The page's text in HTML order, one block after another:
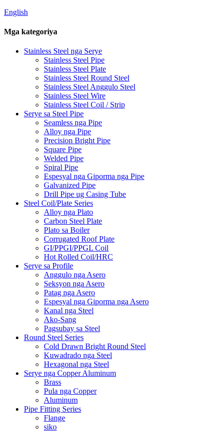
English
Mga kategoriya
Stainless Steel nga Serye
Stainless Steel Pipe
Stainless Steel Plate
Stainless Steel Round Steel
Stainless Steel Anggulo Steel
Stainless Steel Wire
Stainless Steel Coil / Strip
Serye sa Steel Pipe
Seamless nga Pipe
Alloy nga Pipe
Precision Bright Pipe
Square Pipe
Welded Pipe
Spiral Pipe
Espesyal nga Giporma nga Pipe
Galvanized Pipe
Drill Pipe ug Casing Tube
Steel Coil/Plate Series
Alloy nga Plato
Carbon Steel Plate
Plato sa Boiler
Corrugated Roof Plate
GI/PPGI/PPGL Coil
Hot Rolled Coil/HRC
Serye sa Profile
Anggulo nga Asero
Seksyon nga Asero
Patag nga Asero
Espesyal nga Giporma nga Asero
Kanal nga Steel
Ako-Sang
Pagsubay sa Steel
Round Steel Series
Cold Drawn Bright Round Steel
Kuwadrado nga Steel
Hexagonal nga Steel
Serye nga Copper Aluminum
Brass
Pula nga Copper
Aluminum
Pipe Fitting Series
Flange
siko